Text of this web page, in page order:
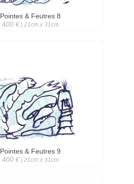
Pointes & Feutres 8
400 €| 21cm x 31cm
Pointes & Feutres 9
400 €| 21cm x 31cm